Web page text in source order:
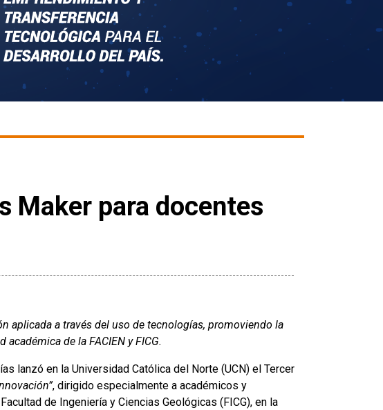
Maker para docentes
aplicada a través del uso de tecnologías, promoviendo la
de la FACIEN y FICG.
lanzó en la Universidad Católica del Norte (UCN) el Tercer
, dirigido especialmente a académicos y
de Ingeniería y Ciencias Geológicas (FICG), en la